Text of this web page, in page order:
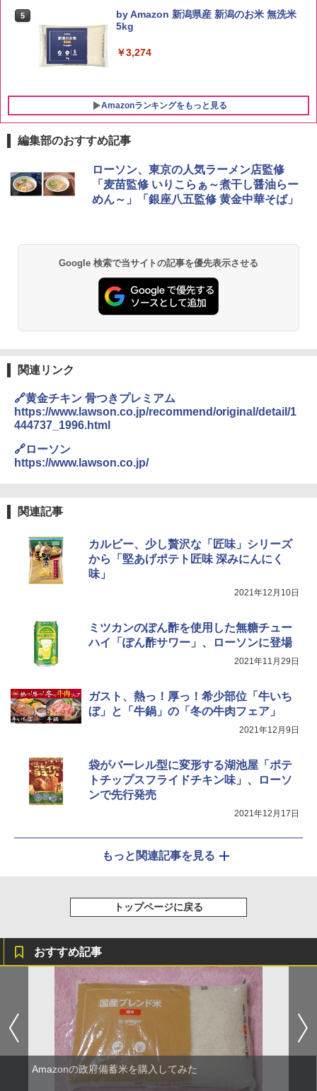
5
by Amazon 新潟県産 新潟のお米 無洗米
5kg
￥3,274
Amazonランキングをもっと見る
ブラックニッカ ニッカ Nikka ウィスキ
ー4000ml ブラックニッカクリア ウヰス
キー 【日本 アサヒ ウィスキー】 大容量
お得 4リットル
角瓶 2700ml サントリー ウイスキー ハ
イボール 大容量
イスキー ハイボール 缶
￥4,930
ウイスキー500ml アサヒ [ 日本 500ml ]
￥4,402
チキンラーメン どんぶり 85g×12個 日清
食品 インスタント カップ麺
￥1,939
【公式】ブタメン とんこつ味 35g×15個
麺 小腹 インスタント アウトドアにも ロ
ーリングストック 大人買い おやつカン
パニー
￥1,451
ーフードヌードル 高たんぱく&低糖質 さ
らに塩分控えめ 78g×12個
カップヌードル レギュラー 日清食品 カ
￥3,475
[山善] スチームオーブンレンジ 25L 一人
暮らし 二人暮らし フラットテーブル ス
チーム調理 自動メニュー19種搭載 角皿
付き ブラック MRK-F250TSV(B)
シャープ 過熱水蒸気 オーブンレンジ 23
L 1段調理 ブラック RE-WF232-B シンプ
ル操作 コンパクト 一人暮らし 二人暮ら
し らくチン!（絶対湿度）センサー ノン
フライ調理 トースト スチームあたため
3
[山善] スチームオーブンレンジ 省エネ
ック YRZ-WF150TV(B)
TOSHIBA(東芝) スチームオーブンレン
ジ 石窯ドーム ER-D80A(K) ブラック 25
0℃ 1段調理 フラットテーブル 電子レン
お手入れ 小型 新生活 一人暮らし 二人暮
￥34,546
AX-XJ1-B ブラック 30L 2段調理 コンベ
クション トースト機能
編集部のおすすめ記事
ローソン、東京の人気ラーメン店監修
「麦苗監修 いりこらぁ～煮干し醤油らー
めん～」「銀座八五監修 黄金中華そば」
Google 検索で当サイトの記事を優先表示させる
関連リンク
🔗黄金チキン 骨つきプレミアム
https://www.lawson.co.jp/recommend/original/detail/1
444737_1996.html
🔗ローソン
https://www.lawson.co.jp/
関連記事
カルビー、少し贅沢な「匠味」シリーズ
から「堅あげポテト匠味 深みにんにく
味」
2021年12月10日
ミツカンのぽん酢を使用した無糖チュー
ハイ「ぽん酢サワー」、ローソンに登場
2021年11月29日
ガスト、熱っ！厚っ！希少部位「牛いち
ぼ」と「牛鍋」の「冬の牛肉フェア」
2021年12月9日
袋がバーレル型に変形する湖池屋「ポテ
トチップスフライドチキン味」、ローソ
ンで先行発売
2021年12月17日
もっと関連記事を見る
トップページに戻る
おすすめ記事
Amazonの政府備蓄米を購入してみた